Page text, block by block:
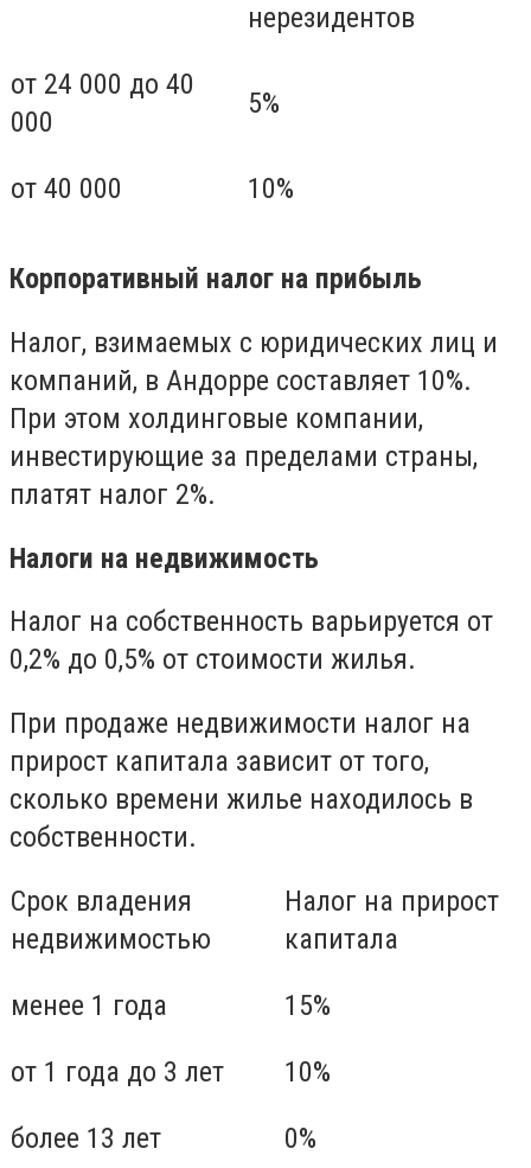
нерезидентов
от 24 000 до 40
000
5%
от 40 000 10%
Корпоративный налог на прибыль
Налог, взимаемых с юридических лиц и
компаний, в Андорре составляет 10%.
При этом холдинговые компании,
инвестирующие за пределами страны,
платят налог 2%.
Налоги на недвижимость
Налог на собственность варьируется от
0,2% до 0,5% от стоимости жилья.
При продаже недвижимости налог на
прирост капитала зависит от того,
сколько времени жилье находилось в
собственности.
Срок владения
недвижимостью
Налог на прирост
капитала
менее 1 года
15%
от 1 года до 3 лет
10%
более 13 лет
0%